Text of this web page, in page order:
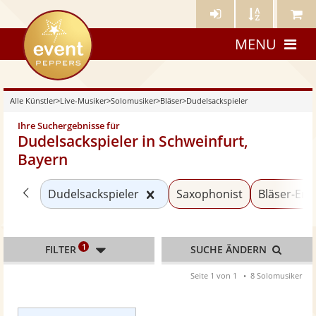
Künstler- Künstler Meine
eventpeppers
MENU
Alle Künstler>Live-Musiker>Solomusiker>Bläser>Dudelsackspieler
Ihre Suchergebnisse für
Dudelsackspieler in Schweinfurt,
Bayern
Zurück zu «Bläser»
Dudelsackspieler Kategorie
Saxophonist Bläser-
FILTER 1 SUCHE ÄNDERN
Seite 1 von 1 8 Solomusiker